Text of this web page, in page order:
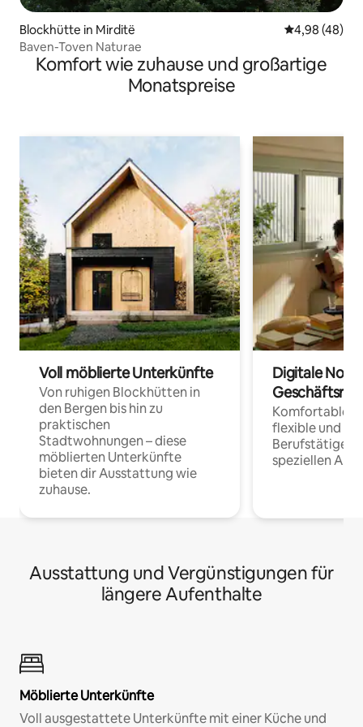
Blockhütte in Mirditë
4,98 (48)
Baven-Toven Naturae
Komfort wie zuhause und großartige
Monatspreise
Voll möblierte Unterkünfte
Von ruhigen Blockhütten in
den Bergen bis hin zu
praktischen
Stadtwohnungen – diese
möblierten Unterkünfte
bieten dir Ausstattung wie
zuhause.
Digitale
Komfortable
flexible und
Berufstätige
speziellen
Ausstattung und Vergünstigungen für
längere Aufenthalte
Möblierte Unterkünfte
Voll ausgestattete Unterkünfte mit einer Küche und